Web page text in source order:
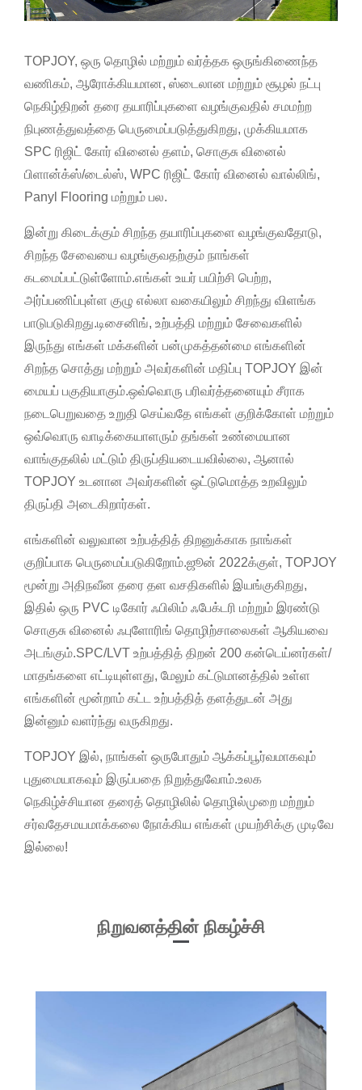
TOPJOY, ஒரு தொழில் மற்றும் வர்த்தக ஒருங்கிணைந்த
வணிகம், ஆரோக்கியமான, ஸ்டைலான மற்றும் சூழல் நட்பு
நெகிழ்திறன் தரை தயாரிப்புகளை வழங்குவதில் சமமற்ற
நிபுணத்துவத்தை பெருமைப்படுத்துகிறது, முக்கியமாக
SPC ரிஜிட் கோர் வினைல் தளம், சொகுசு வினைல்
பிளான்க்ஸ்/டைல்ஸ், WPC ரிஜிட் கோர் வினைல் வால்லிங்,
Panyl Flooring மற்றும் பல.
இன்று கிடைக்கும் சிறந்த தயாரிப்புகளை வழங்குவதோடு,
சிறந்த சேவையை வழங்குவதற்கும் நாங்கள்
கடமைப்பட்டுள்ளோம்.எங்கள் உயர் பயிற்சி பெற்ற,
அர்ப்பணிப்புள்ள குழு எல்லா வகையிலும் சிறந்து விளங்க
பாடுபடுகிறது.டிசைனிங், உற்பத்தி மற்றும் சேவைகளில்
இருந்து எங்கள் மக்களின் பன்முகத்தன்மை எங்களின்
சிறந்த சொத்து மற்றும் அவர்களின் மதிப்பு TOPJOY இன்
மையப் பகுதியாகும்.ஒவ்வொரு பரிவர்த்தனையும் சீராக
நடைபெறுவதை உறுதி செய்வதே எங்கள் குறிக்கோள் மற்றும்
ஒவ்வொரு வாடிக்கையாளரும் தங்கள் உண்மையான
வாங்குதலில் மட்டும் திருப்தியடையவில்லை, ஆனால்
TOPJOY உடனான அவர்களின் ஒட்டுமொத்த உறவிலும்
திருப்தி அடைகிறார்கள்.
எங்களின் வலுவான உற்பத்தித் திறனுக்காக நாங்கள்
குறிப்பாக பெருமைப்படுகிறோம்.ஜூன் 2022க்குள், TOPJOY
மூன்று அதிநவீன தரை தள வசதிகளில் இயங்குகிறது,
இதில் ஒரு PVC டிகோர் ஃபிலிம் ஃபேக்டரி மற்றும் இரண்டு
சொகுசு வினைல் ஃபுளோரிங் தொழிற்சாலைகள் ஆகியவை
அடங்கும்.SPC/LVT உற்பத்தித் திறன் 200 கன்டெய்னர்கள்/
மாதங்களை எட்டியுள்ளது, மேலும் கட்டுமானத்தில் உள்ள
எங்களின் மூன்றாம் கட்ட உற்பத்தித் தளத்துடன் அது
இன்னும் வளர்ந்து வருகிறது.
TOPJOY இல், நாங்கள் ஒருபோதும் ஆக்கப்பூர்வமாகவும்
புதுமையாகவும் இருப்பதை நிறுத்துவோம்.உலக
நெகிழ்ச்சியான தரைத் தொழிலில் தொழில்முறை மற்றும்
சர்வதேசமயமாக்கலை நோக்கிய எங்கள் முயற்சிக்கு முடிவே
இல்லை!
நிறுவனத்தின் நிகழ்ச்சி